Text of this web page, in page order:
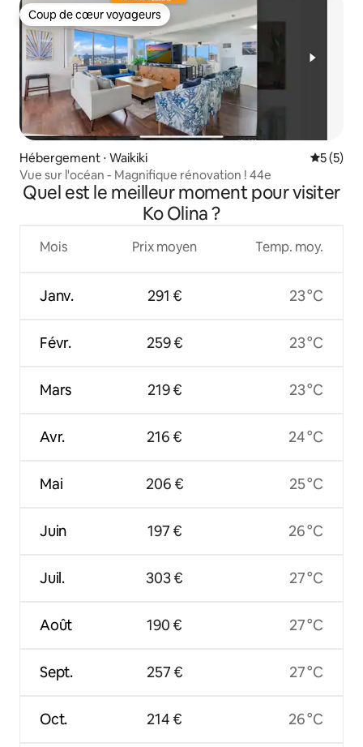
Coup de cœur voyageurs
Coup de cœur voyageurs
Hébergement ⋅ Waikiki
5 (5)
Vue sur l'océan - Magnifique rénovation ! 44e
Quel est le meilleur moment pour visiter
Ko Olina ?
Mois
Janv.
Févr.
Mars
Avr.
Mai
Juin
Juil.
Août
Sept.
Oct.
Prix moyen
291 €
259 €
219 €
216 €
206 €
197 €
303 €
190 €
257 €
214 €
Temp. moy.
23 °C
23 °C
23 °C
24 °C
25 °C
26 °C
27 °C
27 °C
27 °C
26 °C